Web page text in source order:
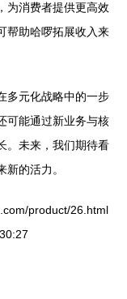
为消费者提供更高效
帮助哈啰拓展收入来
多元化战略中的一步
可能通过新业务与核
。未来，我们期待看
的活力。
product/26.html